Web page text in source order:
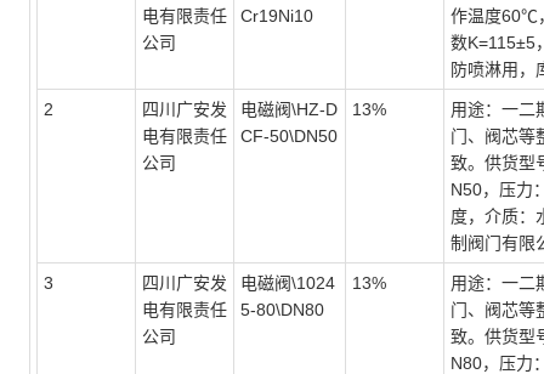
电有限责任
公司
Cr19Ni10
作温度60℃
数K=115±5
防喷淋用，
2
四川广安发
电有限责任
公司
电磁阀\HZ-D
CF-50\DN50
13%
用途：一二
门、阀芯等
致。供货型
N50，压力
度，介质：
制阀门有限
3
四川广安发
电有限责任
公司
电磁阀\1024
5-80\DN80
13%
用途：一二
门、阀芯等
致。供货型
N80，压力